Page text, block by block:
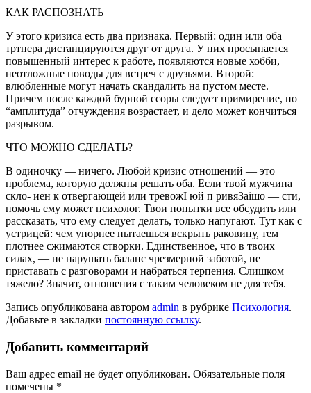
КАК РАСПОЗНАТЬ
У этого кризиса есть два признака. Первый: один или оба
тртнера дистанцируются друг от друга. У них просыпается
повышенный интерес к работе, появляются новые хобби,
неотложные поводы для встреч с друзьями. Второй:
влюбленные могут начать скандалить на пустом месте.
Причем после каждой бурной ссоры следует примирение, по
“амплитуда” отчуждения возрастает, и дело может кончиться
разрывом.
ЧТО МОЖНО СДЕЛАТЬ?
В одиночку — ничего. Любой кризис отношений — это
проблема, которую должны решать оба. Если твой мужчина
скло- иен к отвергающей или тревожI юй п ривя3aiшо — сти,
помочь ему может психолог. Твои попытки все обсудить или
рассказать, что ему следует делать, только напугают. Тут как с
устрицей: чем упорнее пытаешься вскрыть раковину, тем
плотнее сжимаются створки. Единственное, что в твоих
силах, — не нарушать баланс чрезмерной заботой, не
приставать с разговорами и набраться терпения. Слишком
тяжело? Значит, отношения с таким человеком не для тебя.
Запись опубликована автором admin в рубрике Психология.
Добавьте в закладки постоянную ссылку.
Добавить комментарий
Ваш адрес email не будет опубликован. Обязательные поля
помечены *